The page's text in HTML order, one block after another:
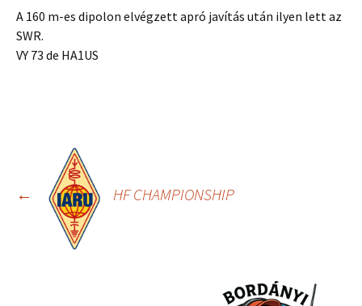
A 160 m-es dipolon elvégzett apró javítás után ilyen lett az
SWR.
VY 73 de HA1US
Bejegyzés
navigáció
← HF CHAMPIONSHIP